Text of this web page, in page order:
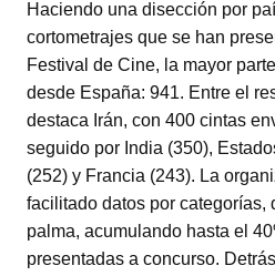
Haciendo una disección por
cortometrajes que se han
Festival de Cine, la mayor
desde España: 941. Entre el
destaca Irán, con 400 cintas
seguido por India (350),
(252) y Francia (243). La
facilitado datos por categorías,
palma, acumulando hasta el
presentadas a concurso.